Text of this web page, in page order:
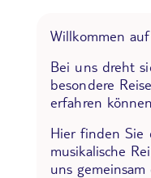
Willkommen
Bei uns dreht
besondere
erfahren
Hier finden Sie
musikalische
uns